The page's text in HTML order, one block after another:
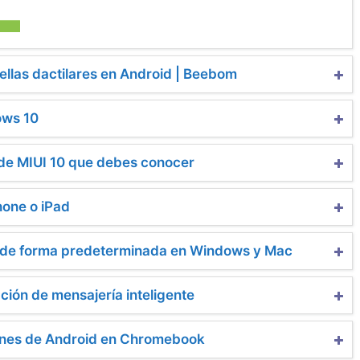
dactilares en Android | Beebom
10
MIUI 10 que debes conocer
o iPad
forma predeterminada en Windows y Mac
de mensajería inteligente
de Android en Chromebook